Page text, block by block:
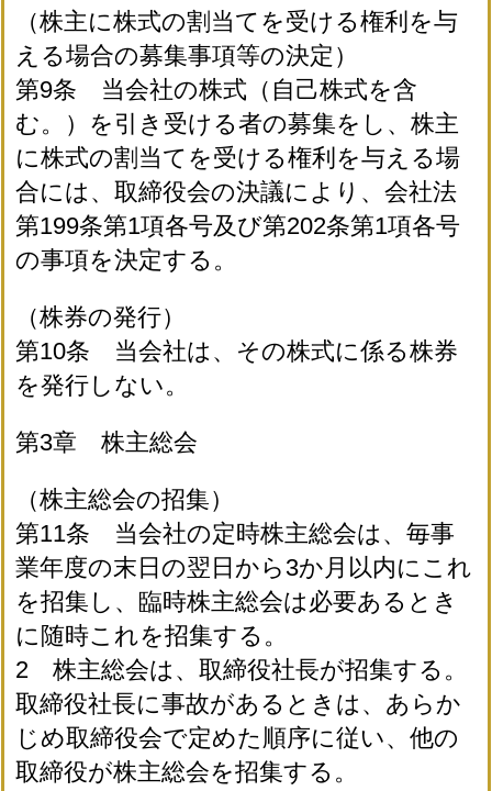
（株主に株式の割当てを受ける権利を与
える場合の募集事項等の決定）
第9条 当会社の株式（自己株式を含
む。）を引き受ける者の募集をし、株主
に株式の割当てを受ける権利を与える場
合には、取締役会の決議により、会社法
第199条第1項各号及び第202条第1項各号
の事項を決定する。
（株券の発行）
第10条 当会社は、その株式に係る株券
を発行しない。
第3章 株主総会
（株主総会の招集）
第11条 当会社の定時株主総会は、毎事
業年度の末日の翌日から3か月以内にこれ
を招集し、臨時株主総会は必要あるとき
に随時これを招集する。
2 株主総会は、取締役社長が招集する。
取締役社長に事故があるときは、あらか
じめ取締役会で定めた順序に従い、他の
取締役が株主総会を招集する。